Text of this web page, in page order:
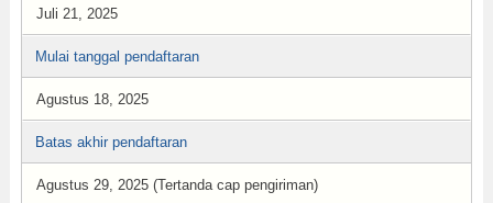
Juli 21, 2025
Mulai tanggal pendaftaran
Agustus 18, 2025
Batas akhir pendaftaran
Agustus 29, 2025 (Tertanda cap pengiriman)